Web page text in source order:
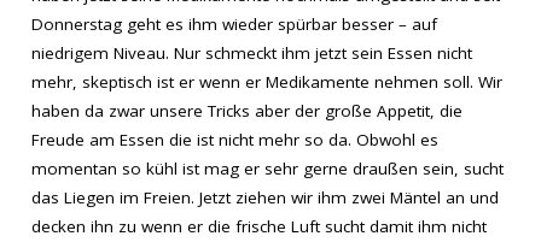
Donnerstag geht es ihm wieder spürbar besser – auf
niedrigem Niveau. Nur schmeckt ihm jetzt sein Essen nicht
mehr, skeptisch ist er wenn er Medikamente nehmen soll. Wir
haben da zwar unsere Tricks aber der große Appetit, die
Freude am Essen die ist nicht mehr so da. Obwohl es
momentan so kühl ist mag er sehr gerne draußen sein, sucht
das Liegen im Freien. Jetzt ziehen wir ihm zwei Mäntel an und
decken ihn zu wenn er die frische Luft sucht damit ihm nicht